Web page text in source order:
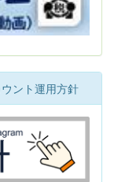
ント運用方針